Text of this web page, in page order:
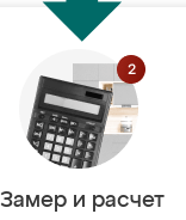
Замер и расчет